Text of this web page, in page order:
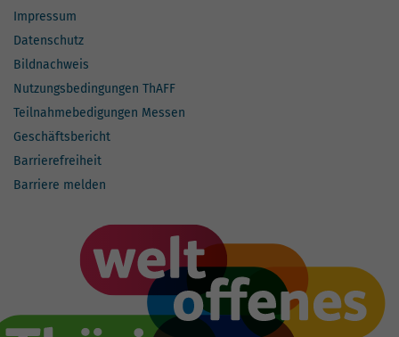
Impressum
Datenschutz
Bildnachweis
Nutzungsbedingungen ThAFF
Teilnahmebedigungen Messen
Geschäftsbericht
Barrierefreiheit
Barriere melden